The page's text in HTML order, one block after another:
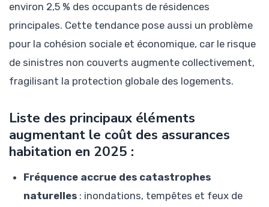
environ 2,5 % des occupants de résidences
principales. Cette tendance pose aussi un problème
pour la cohésion sociale et économique, car le risque
de sinistres non couverts augmente collectivement,
fragilisant la protection globale des logements.
Liste des principaux éléments
augmentant le coût des assurances
habitation en 2025 :
Fréquence accrue des catastrophes
naturelles : inondations, tempêtes et feux de